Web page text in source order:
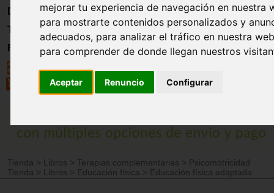
mejorar tu experiencia de navegación en nuestra
para mostrarte contenidos personalizados y
adecuados, para analizar el tráfico en nuestra
para comprender de donde llegan nuestros
Aceptar Renuncio Configurar
Directorio
Trabajo
Registro
Tienda > Libros > Terapias complementarias > Psicomotricidad
Tienda
> Libros > Educación física > Educación física adaptada